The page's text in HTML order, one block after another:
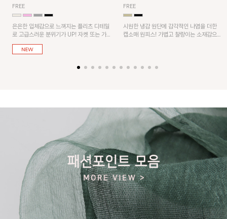
FREE
은은한 입체감으로 느껴지는 플리츠 디테일
로 고급스러운 분위기가 UP! 자켓 또는 가디
건과 같이 매치해도 잘 어울린답니다!
FREE
시원한 냉감 원단에 감각적인 나염을 더한
캡소매 원피스! 가볍고 찰랑이는 소재감으로